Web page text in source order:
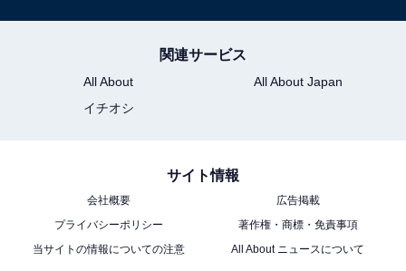
楽天市場で「PerL Pro AH-C15PL」を見る
関連サービス
All About
All About Japan
イチオシ
サイト情報
会社概要
広告掲載
プライバシーポリシー
著作権・商標・免責事項
当サイトの情報についての注意
All About ニュースについて